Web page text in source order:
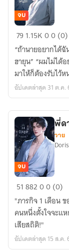
PAYBACK
เมีย
ใต้
พันธะ
จบ
79 1.15K00 (0)
“ถ้านายอยากได้
ฮายุน” “ผมไม่ไ
มาให้ก็ต้องรับไว้ห
อัปเดตล่าสุด 31 ต.ค.
พี่
ดารา
เขา
จ้อง
จะ
ฟัน
จบ
พี่ด
วาย
5188200 (0)
"ภารกิจ 1 เดือน
คนหนึ่งตั้งใจจะแ
เสียสถิติ!"
อัปเดตล่าสุด 15 ส.ค.